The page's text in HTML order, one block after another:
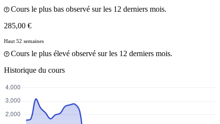
Cours le plus bas observé sur les 12 derniers mois.
285,00 €
Haut 52 semaines
Cours le plus élevé observé sur les 12 derniers mois.
Historique du cours